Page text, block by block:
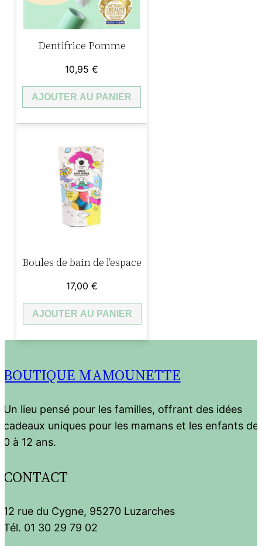
Dentifrice Pomme
10,95 €
AJOUTER AU PANIER
Boules de bain de l’espace
17,00 €
AJOUTER AU PANIER
BOUTIQUE MAMOUNETTE
Un lieu pensé pour les familles, offrant des idées
cadeaux uniques pour les mamans et les enfants de
0 à 12 ans.
CONTACT
12 rue du Cygne, 95270 Luzarches
Tél. 01 30 29 79 02